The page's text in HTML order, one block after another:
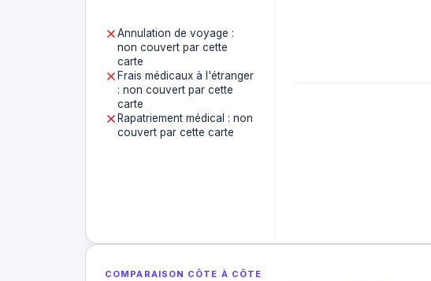
Annulation de voyage :
non couvert par cette
carte
Frais médicaux à l'étranger
: non couvert par cette
carte
Rapatriement médical : non
couvert par cette carte
COMPARAISON CÔTE À CÔTE